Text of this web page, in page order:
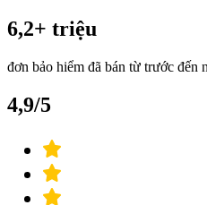
6,2+ triệu
đơn bảo hiểm đã bán từ trước đến
4,9/5